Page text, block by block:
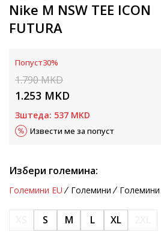
Nike M NSW TEE ICON
FUTURA
Попуст30%
1.790MKD
1.253 MKD
Зштеда: 537 MKD
Извести ме за попуст
Избери големина:
Големини EU Големини Големини
S M L XL